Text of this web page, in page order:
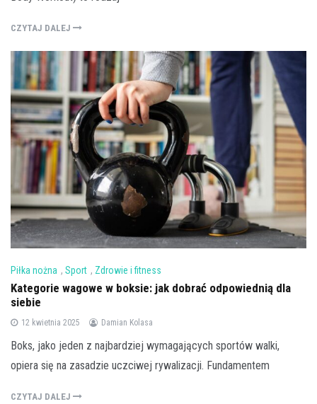
CZYTAJ DALEJ
Piłka nożna , Sport , Zdrowie i fitness
Kategorie wagowe w boksie: jak dobrać odpowiednią dla
siebie
12 kwietnia 2025 Damian Kolasa
Boks, jako jeden z najbardziej wymagających sportów walki,
opiera się na zasadzie uczciwej rywalizacji. Fundamentem
CZYTAJ DALEJ